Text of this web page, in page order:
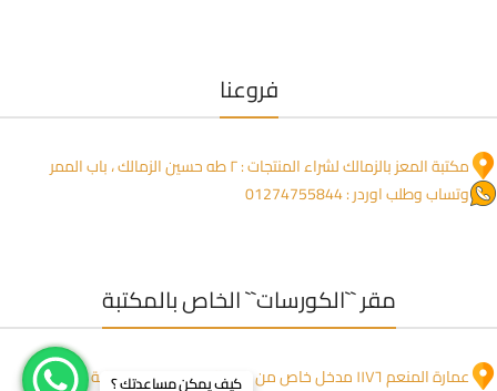
فروعنا
مكتبة المعز بالزمالك لشراء المنتجات : ٢ طه حسين الزمالك ، باب الممر
وتساب وطلب اوردر : 01274755844
مقر ``الكورسات`` الخاص بالمكتبة
عمارة المنعم ١١٧٦ مدخل خاص من جنب العمارة ، خلف صيدلية بلسم
كيف يمكن مساعدتك ؟